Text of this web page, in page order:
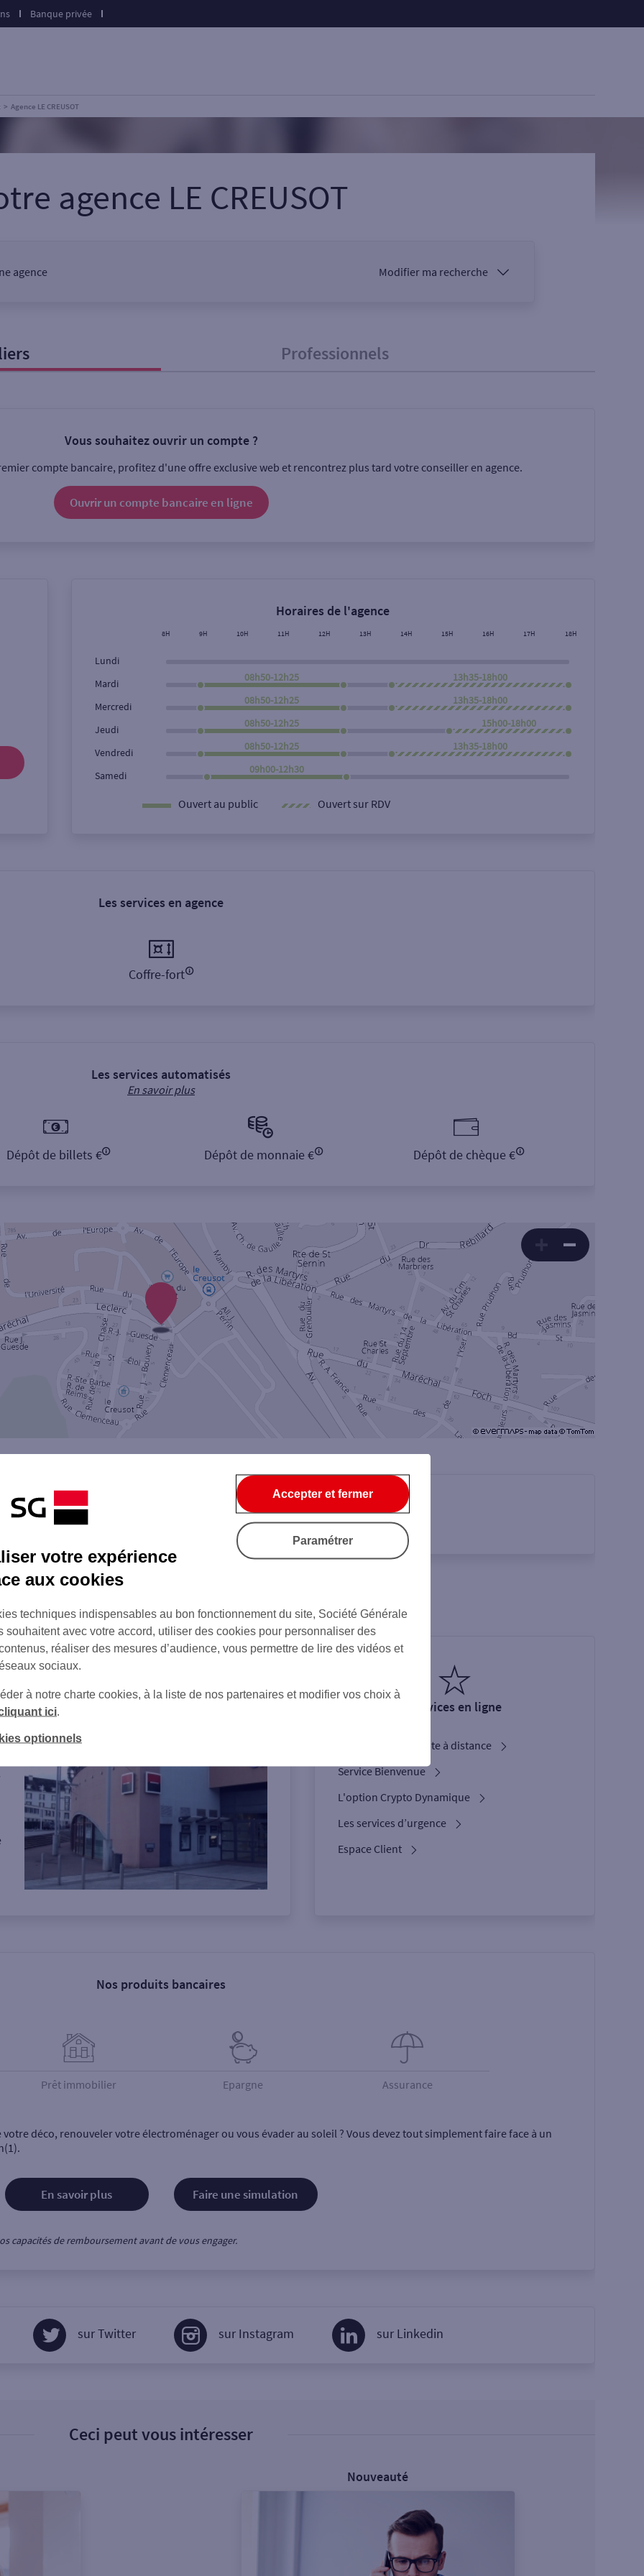
Banque privée
Agence LE CREUSOT
agence LE CREUSOT
agence Modifier ma recherche
Ouverte le lundi Coffre-fort
Professionnels
Vous souhaitez ouvrir un compte ?
compte bancaire, profitez d'une offre exclusive web et rencontrez plus tard votre conseiller en agence.
Ouvrir un compte bancaire en ligne
Horaires de l'agence
8H 9H 10H 11H 12H 13H 14H 15H 16H 17H 18H
Lundi
Mardi
08h50-12h25 13h35-18h00
Mercredi
08h50-12h25 13h35-18h00
Jeudi
08h50-12h25 15h00-18h00
Vendredi
08h50-12h25 13h35-18h00
Samedi
09h00-12h30
Ouvert au public Ouvert sur RDV
Les services en agence
Coffre-fort
Les services automatisés
En savoir plus
Dépôt de billets € Dépôt de monnaie € Dépôt de chèque €
Par SMS Par Mail
de l'agence Services en ligne
Ouverture de compte à distance
Service Bienvenue
L'option Crypto Dynamique
Les services d’urgence
Espace Client
Nos produits bancaires
déco, renouveler votre électroménager ou vous évader au soleil ? Vous devez tout simplement faire face à un
En savoir plus Faire une simulation
capacités de remboursement avant de vous engager.
Prêt immobilier Epargne Assurance
sur Twitter sur Instagram sur Linkedin
Ceci peut vous intéresser
Nouveauté
votre expérience
aux cookies
techniques indispensables au bon fonctionnement du site, Société Générale
souhaitent avec votre accord, utiliser des cookies pour personnaliser des
réaliser des mesures d’audience, vous permettre de lire des vidéos et
sociaux.
à notre charte cookies, à la liste de nos partenaires et modifier vos choix à
ici.
optionnels
Accepter et fermer
Paramétrer